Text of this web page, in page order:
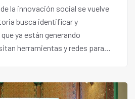
la innovación social se vuelve
busca identificar y
ya están generando
herramientas y redes para